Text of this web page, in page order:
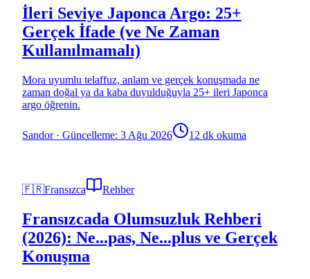
İleri Seviye Japonca Argo: 25+
Gerçek İfade (ve Ne Zaman
Kullanılmamalı)
Mora uyumlu telaffuz, anlam ve gerçek konuşmada ne
zaman doğal ya da kaba duyulduğuyla 25+ ileri Japonca
argo öğrenin.
Sandor· Güncelleme: 3 Ağu 2026 12 dk okuma
🇫🇷Fransızca Rehber
Fransızcada Olumsuzluk Rehberi
(2026): Ne...pas, Ne...plus ve Gerçek
Konuşma